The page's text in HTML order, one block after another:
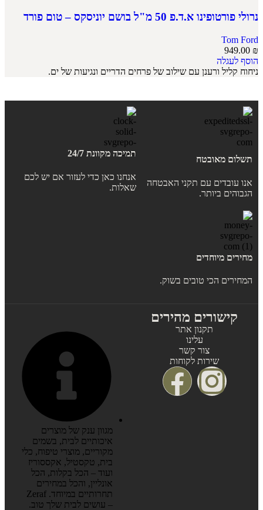
נרולי פורטופינו א.ד.פ 50 מ"ל בושם יוניסקס – טום פורד
Tom Ford
949.00 ₪
הוסף לעגלה
ניחוח קליל ורענן עם שילוב של פרחים הדריים ונגיעות של ים.
תשלום מאובטח
אנו עובדים עם תקני האבטחה
הגבוהים ביותר.
תמיכה מקוונת 24/7
אנחנו כאן כדי לעזור אם יש לכם
שאלות.
מחירים מיוחדים
המחירים הכי טובים בשוק.
קישורים מהירים
תקנון אתר
עלינו
צור קשר
שירות לקוחות
מגוון ענק של מוצרים
איכותיים לבית, בשמים
מקוריים, מוצרי טיפוח, כלי
בית, טקסטיל, אקססוריז
ועוד – הכל בקלות, הכל
אונליין, והכל במחירים
תחרותיים במיוחד. Zeraf
– עושים לבית שלך טוב.